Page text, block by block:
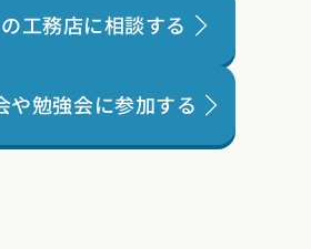
工務店に相談する
や勉強会に参加する